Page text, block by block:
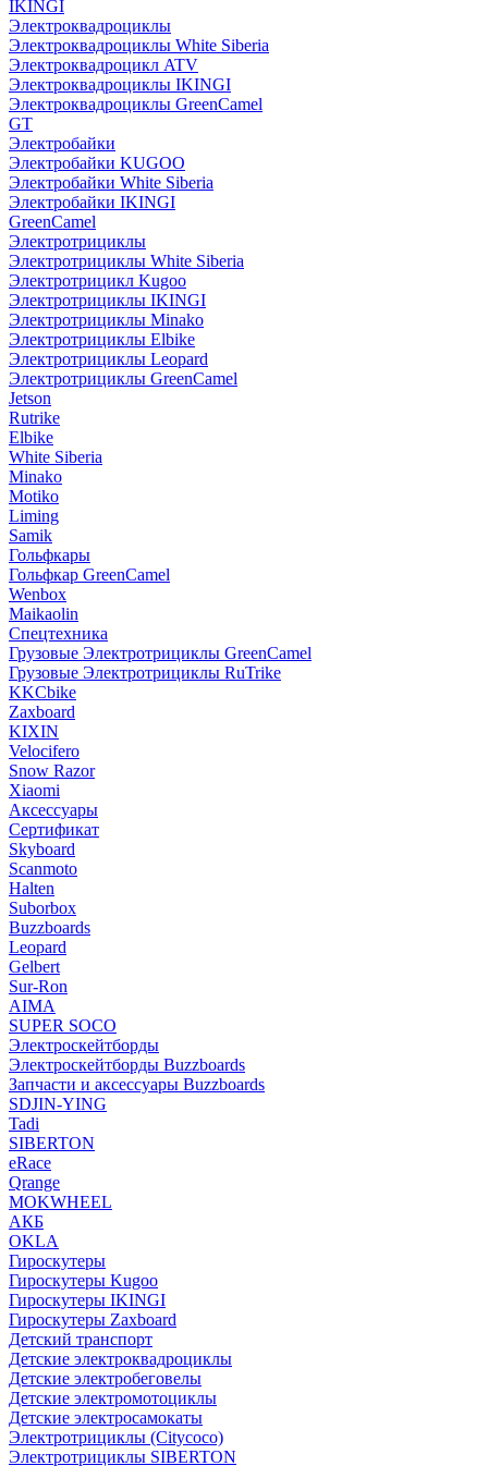
IKINGI
Электроквадроциклы
Электроквадроциклы White Siberia
Электроквадроцикл ATV
Электроквадроциклы IKINGI
Электроквадроциклы GreenCamel
GT
Электробайки
Электробайки KUGOO
Электробайки White Siberia
Электробайки IKINGI
GreenCamel
Электротрициклы
Электротрициклы White Siberia
Электротрицикл Kugoo
Электротрициклы IKINGI
Электротрициклы Minako
Электротрициклы Elbike
Электротрициклы Leopard
Электротрициклы GreenCamel
Jetson
Rutrike
Elbike
White Siberia
Minako
Motiko
Liming
Samik
Гольфкары
Гольфкар GreenCamel
Wenbox
Maikaolin
Спецтехника
Грузовые Электротрициклы GreenCamel
Грузовые Электротрициклы RuTrike
KKCbike
Zaxboard
KIXIN
Velocifero
Snow Razor
Xiaomi
Аксессуары
Сертификат
Skyboard
Scanmoto
Halten
Suborbox
Buzzboards
Leopard
Gelbert
Sur-Ron
AIMA
SUPER SOCO
Электроскейтборды
Электроскейтборды Buzzboards
Запчасти и аксессуары Buzzboards
SDJIN-YING
Tadi
SIBERTON
eRace
Qrange
MOKWHEEL
АКБ
OKLA
Гироскутеры
Гироскутеры Kugoo
Гироскутеры IKINGI
Гироскутеры Zaxboard
Детский транспорт
Детские электроквадроциклы
Детские электробеговелы
Детские электромотоциклы
Детские электросамокаты
Электротрициклы (Citycoco)
Электротрициклы SIBERTON